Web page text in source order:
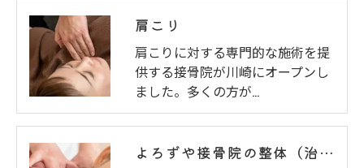
肩こり
肩こりに対する専門的な施術を提
供する接骨院が川崎にオープンし
ました。多くの方が…
よろずや接骨院の整体（治療）